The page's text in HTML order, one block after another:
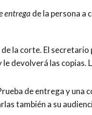
entrega de la persona a
la corte. El
devolverá las copias.
de entrega y una
también a su